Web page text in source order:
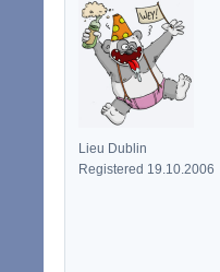
Lieu Dublin
Registered 19.10.2006